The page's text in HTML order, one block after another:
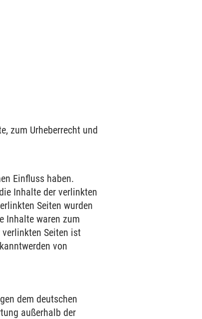
zum Urheberrecht und
Einfluss haben.
Inhalte der verlinkten
Seiten wurden
Inhalte waren zum
Seiten ist
von
dem deutschen
außerhalb der